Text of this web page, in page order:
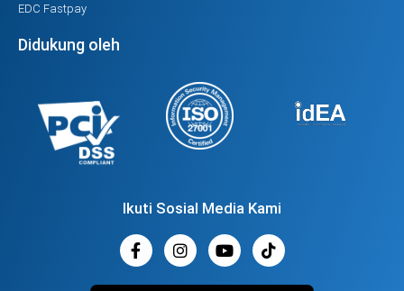
EDC Fastpay
Didukung oleh
Ikuti Sosial Media Kami